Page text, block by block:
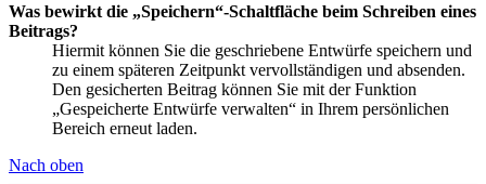
Was bewirkt die „Speichern“-Schaltfläche beim Schreiben eines
Beitrags?
Hiermit können Sie die geschriebene Entwürfe speichern und
zu einem späteren Zeitpunkt vervollständigen und absenden.
Den gesicherten Beitrag können Sie mit der Funktion
„Gespeicherte Entwürfe verwalten“ in Ihrem persönlichen
Bereich erneut laden.
Nach oben